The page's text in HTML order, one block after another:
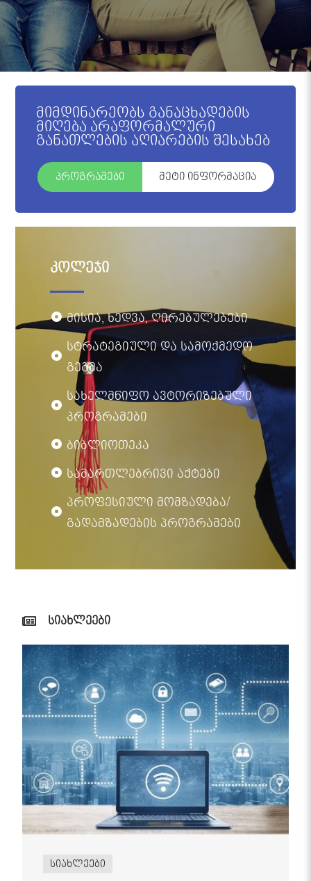
მიმდინარეობს განაცხადების
მიღება არაფორმალური
განათლების აღიარების შესახებ
პროგრამები მეტი ინფორმაცია
კოლეჯი
მისია, ხედვა, ღირებულებები
სტრატეგიული და სამოქმედო
გეგმა
სახელმწიფო ავტორიზებული
პროგრამები
ბიბლიოთეკა
სამართლებრივი აქტები
პროფესიული მომზადება/
გადამზადების პროგრამები
სიახლეები
სიახლეები